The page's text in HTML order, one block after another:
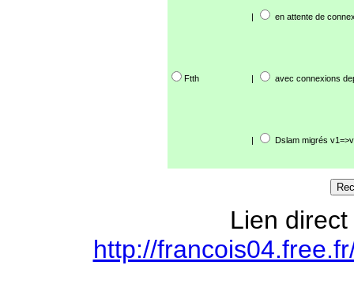
| en attente de
Ftth | avec connexions
| Dslam migrés
Lien
http://